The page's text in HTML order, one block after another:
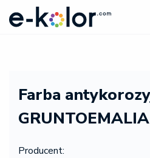
Farba
Producent: